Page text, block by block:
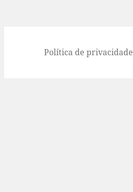
Política de privacidade